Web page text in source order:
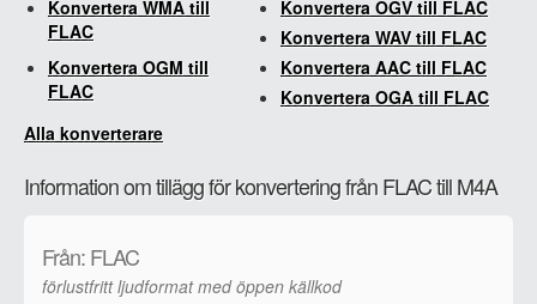
Konvertera WMA till
FLAC
Konvertera OGV till FLAC
Konvertera WAV till FLAC
Konvertera OGM till
FLAC
Konvertera AAC till FLAC
Konvertera OGA till FLAC
Alla konverterare
Information om tillägg för konvertering från FLAC till M4A
Från: FLAC
förlustfritt ljudformat med öppen källkod